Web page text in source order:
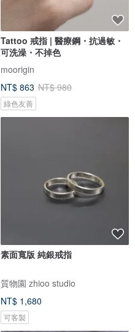
Tattoo 戒指 | 醫療鋼・抗過敏・
可洗澡・不掉色
moorigin
NT$ 863 NT$ 980
綠色友善
素面寬版 純銀戒指
質物園 zhioo studio
NT$ 1,680
可客製